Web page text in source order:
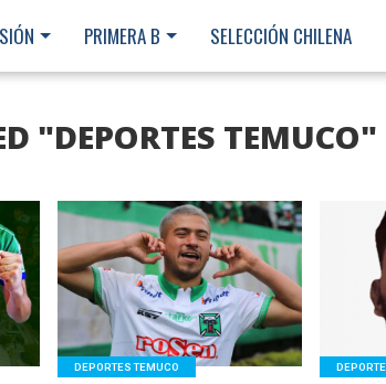
PRIMERA B SELECCIÓN CHILENA
"DEPORTES TEMUCO"
LEER MÁS
DEPORTES TEMUCO